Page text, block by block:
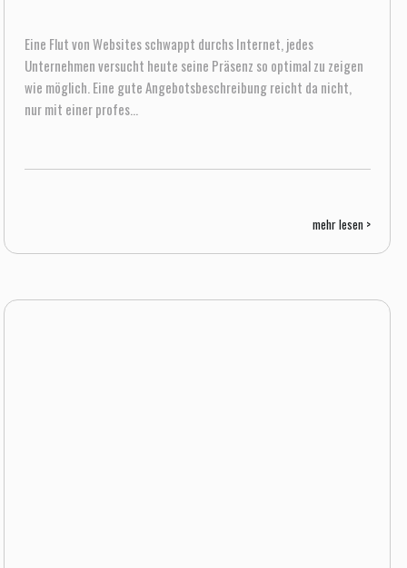
Eine Flut von Websites schwappt durchs Internet, jedes
Unternehmen versucht heute seine Präsenz so optimal zu zeigen
wie möglich. Eine gute Angebotsbeschreibung reicht da nicht,
nur mit einer profes...
mehr lesen >